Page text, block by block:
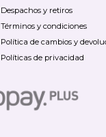
Despachos y retiros
Términos y condiciones
Política de cambios y
Políticas de privacidad